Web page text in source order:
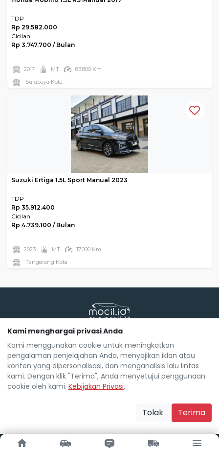
TDP
Rp 29.582.000
Cicilan
Rp 3.747.700 / Bulan
2017 MT
83.800 Km
Surabaya Kota
Suzuki Ertiga 1.5L Sport Manual 2023
TDP
Rp 35.912.400
Cicilan
Rp 4.739.100 / Bulan
2023 MT
17.000 Km
Tangerang Kota
Mocil.id by DSF dikembangkan sebagai sarana untuk
membantu anda yang selama ini kesulitan dalam
mencari mobil bekas secara kredit.
Blog Tentang Mocil
Daftar Mitra Mocil
Syarat dan Ketentuan
Hak Cipta
Kebijakan Privasi
Karir
Copyright Mocil.id 2026. All Rights Reserved.
Kami menghargai privasi Anda
Kami menggunakan cookie untuk meningkatkan
pengalaman penjelajahan Anda, menyajikan iklan atau
konten yang dipersonalisasi, dan menganalisis lalu lintas
kami. Dengan klik "Terima", Anda menyetujui penggunaan
cookie oleh kami. Kebijakan Privasi.
Tolak Terima